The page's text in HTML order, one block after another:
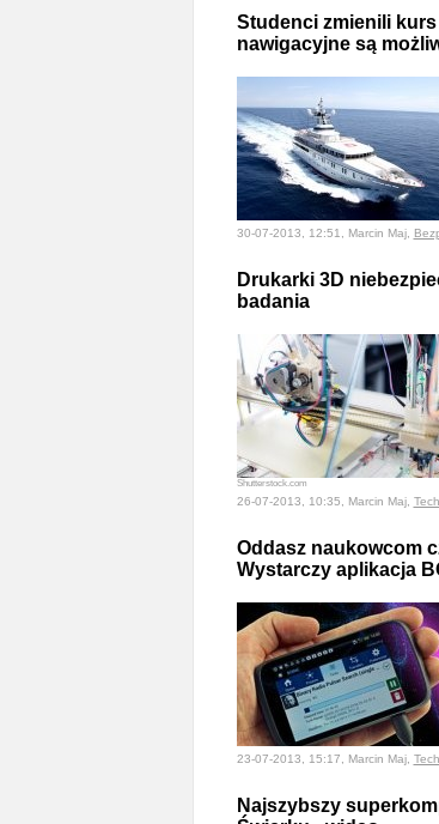
Studenci zmienili
nawigacyjne są
30-07-2013, 12:51, Marcin Maj,
Drukarki 3D
badania
Shutterstock.com
26-07-2013, 10:35, Marcin Maj,
Oddasz naukowcom
Wystarczy aplikacja
23-07-2013, 15:17, Marcin Maj,
Najszybszy